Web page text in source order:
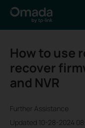
How to use
recover
and NVR
Further Assistance
Updated 10-28-2024